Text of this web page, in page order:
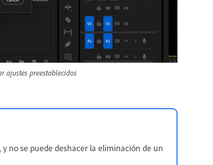
ajustes preestablecidos
no se puede deshacer la eliminación de un